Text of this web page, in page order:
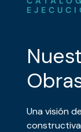
Una visión